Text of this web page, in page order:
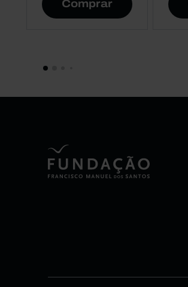
Comprar